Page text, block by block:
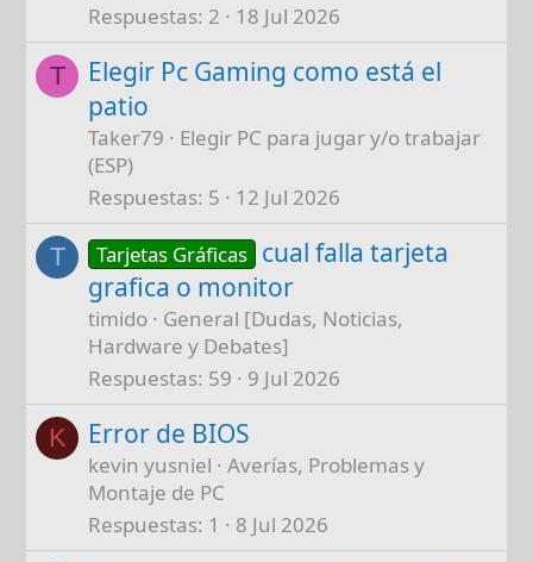
Respuestas 2 18 Jul 2026
T
Elegir Pc Gaming como está el
patio
Taker79
Elegir PC para jugar y/o trabajar
(ESP)
Respuestas 5 12 Jul 2026
T Tarjetas Gráficas cual falla tarjeta
grafica o monitor
timido
General [Dudas, Noticias,
Hardware y Debates]
Respuestas 59 9 Jul 2026
K Error de BIOS
kevin yusniel
Averías, Problemas y
Montaje de PC
Respuestas 1 8 Jul 2026